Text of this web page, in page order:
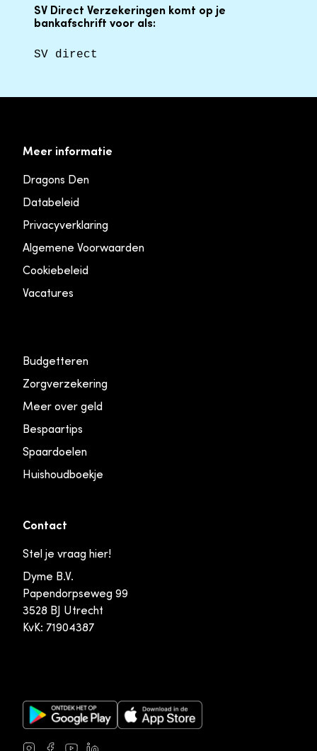
SV Direct Verzekeringen komt op je
bankafschrift voor als:
SV direct
Meer informatie
Dragons Den
Databeleid
Privacyverklaring
Algemene Voorwaarden
Cookiebeleid
Vacatures
Budgetteren
Zorgverzekering
Meer over geld
Bespaartips
Spaardoelen
Huishoudboekje
Contact
Stel je vraag hier!
Dyme B.V.
Papendorpseweg 99
3528 BJ Utrecht
KvK: 71904387
Google Play Store Apple App Store